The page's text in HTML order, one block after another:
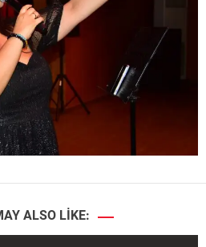
ALSO LIKE: